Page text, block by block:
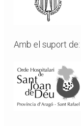
Amb el suport de: